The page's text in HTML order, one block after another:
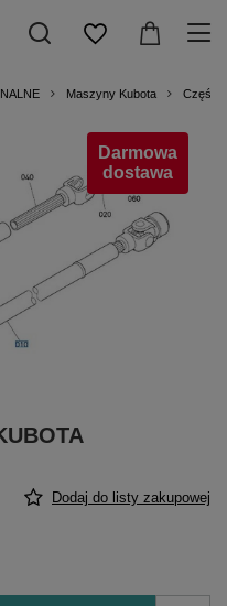
Maszyny Kubota Części
Darmowa
dostawa
Dodaj do listy zakupowej